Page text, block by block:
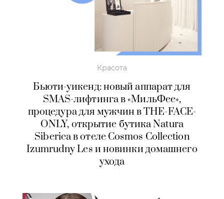
Красота
Бьюти-уикенд: новый аппарат для
SMAS-лифтинга в «МильФее»,
процедура для мужчин в THE-FACE-
ONLY, открытие бутика Natura
Siberica в отеле Cosmos Collection
Izumrudny Les и новинки домашнего
ухода